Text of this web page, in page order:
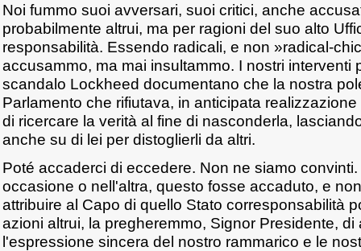
Noi fummo suoi avversari, suoi critici, anche
probabilmente altrui, ma per ragioni del suo alto
responsabilità. Essendo radicali, e non »radical-
accusammo, ma mai insultammo. I nostri interventi
scandalo Lockheed documentano che la nostra
Parlamento che rifiutava, in anticipata
di ricercare la verità al fine di nasconderla,
anche su di lei per distoglierli da altri.
Poté accaderci di eccedere. Non ne siamo
occasione o nell'altra, questo fosse accaduto, e
attribuire al Capo di quello Stato corresponsabilità
azioni altrui, la pregheremmo, Signor Presidente, di
l'espressione sincera del nostro rammarico e le